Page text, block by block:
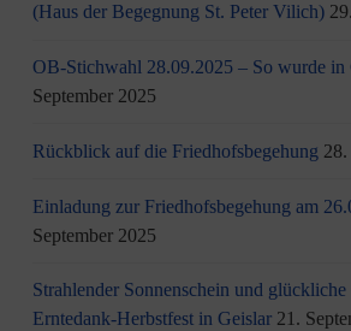
(Haus der Begegnung St. Peter Vilich)
OB-Stichwahl 28.09.2025 – So wurde in
September 2025
Rückblick auf die Friedhofsbegehung
Einladung zur Friedhofsbegehung am
September 2025
Strahlender Sonnenschein und
Erntedank-Herbstfest in Geislar 21.